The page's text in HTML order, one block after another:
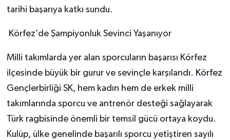
tarihi başarıya katkı sundu.
Körfez’de Şampiyonluk Sevinci Yaşanıyor
Milli takımlarda yer alan sporcuların başarısı Körfez
ilçesinde büyük bir gurur ve sevinçle karşılandı. Körfez
Gençlerbirliği SK, hem kadın hem de erkek milli
takımlarında sporcu ve antrenör desteği sağlayarak
Türk ragbisinde önemli bir temsil gücü ortaya koydu.
Kulüp, ülke genelinde başarılı sporcu yetiştiren sayılı